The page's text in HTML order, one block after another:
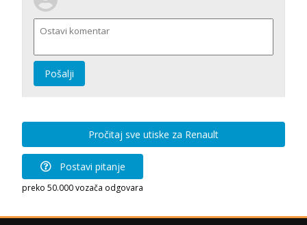
Pošalji
Pročitaj sve utiske za Renault
Postavi pitanje
preko 50.000 vozača odgovara